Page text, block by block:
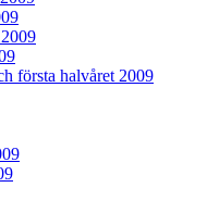
första halvåret 2009